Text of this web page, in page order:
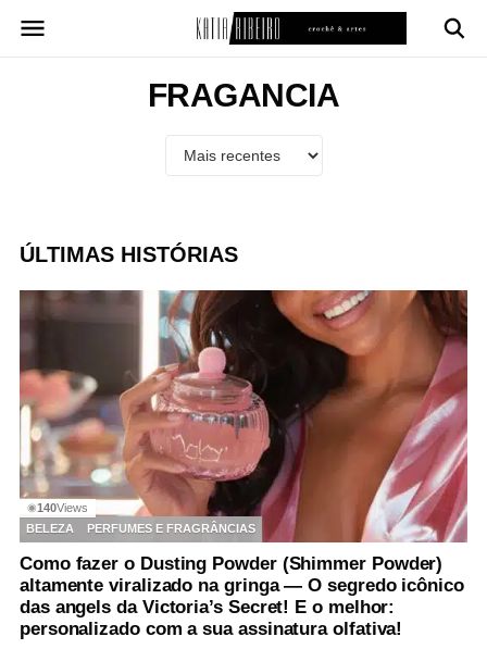
para
FRAGANCIA
ÚLTIMAS HISTÓRIAS
◉140Views
BELEZA
PERFUMES E FRAGRÂNCIAS
Como fazer o Dusting Powder (Shimmer Powder)
altamente viralizado na gringa — O segredo icônico
das angels da Victoria’s Secret! E o melhor:
personalizado com a sua assinatura olfativa!